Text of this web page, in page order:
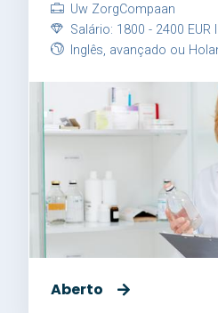
Uw ZorgCompaan
Salário: 1800 - 2400
Inglês, avançado ou
Aberto